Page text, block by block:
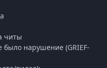
читы
нарушение (GRIEF-